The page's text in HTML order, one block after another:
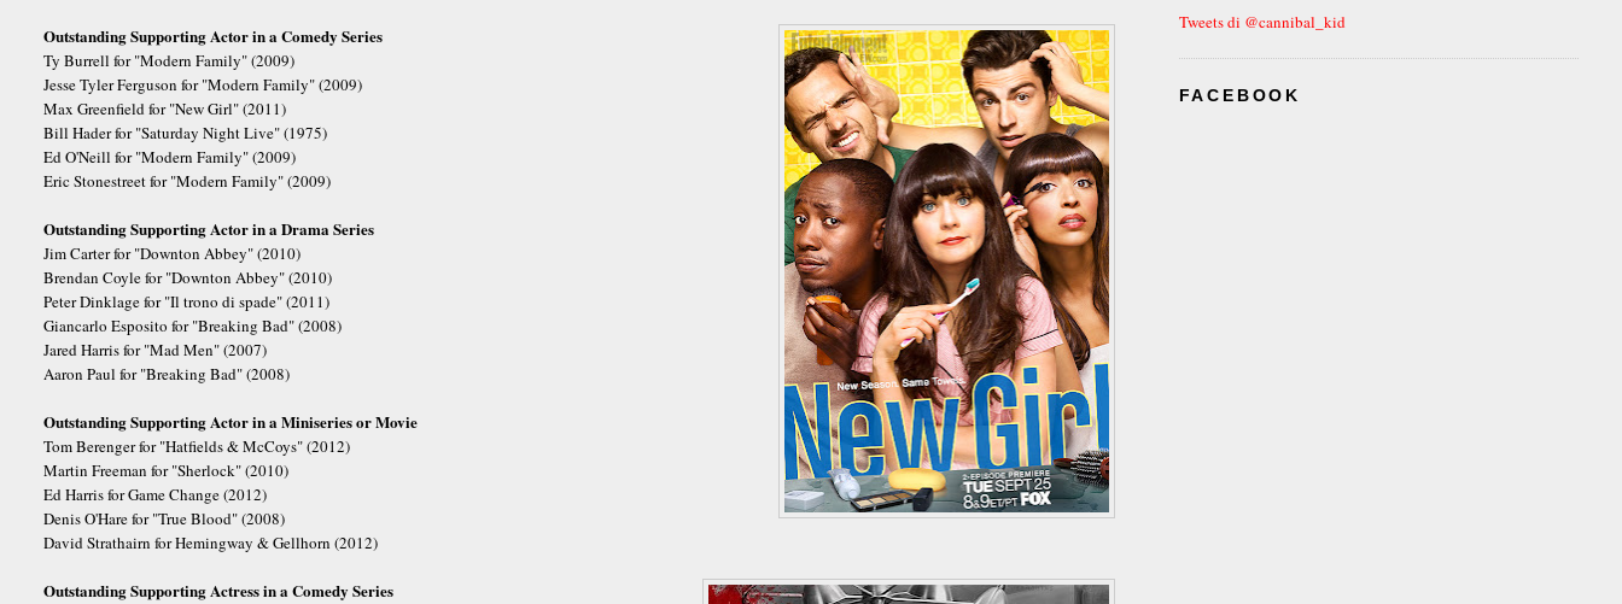
Outstanding Supporting Actor in a Comedy Series
Ty Burrell for "Modern Family" (2009)
Jesse Tyler Ferguson for "Modern Family" (2009)
Max Greenfield for "New Girl" (2011)
Bill Hader for "Saturday Night Live" (1975)
Ed O'Neill for "Modern Family" (2009)
Eric Stonestreet for "Modern Family" (2009)
Outstanding Supporting Actor in a Drama Series
Jim Carter for "Downton Abbey" (2010)
Brendan Coyle for "Downton Abbey" (2010)
Peter Dinklage for "Il trono di spade" (2011)
Giancarlo Esposito for "Breaking Bad" (2008)
Jared Harris for "Mad Men" (2007)
Aaron Paul for "Breaking Bad" (2008)
Outstanding Supporting Actor in a Miniseries or Movie
Tom Berenger for "Hatfields & McCoys" (2012)
Martin Freeman for "Sherlock" (2010)
Ed Harris for Game Change (2012)
Denis O'Hare for "True Blood" (2008)
David Strathairn for Hemingway & Gellhorn (2012)
Outstanding Supporting Actress in a Comedy Series
Tweets di @cannibal_kid
FACEBOOK